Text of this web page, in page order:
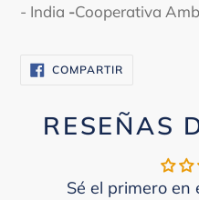
- India -Cooperativa
COMPARTIRCOMPARTIR
EN
RESEÑAS
Sé el primero en